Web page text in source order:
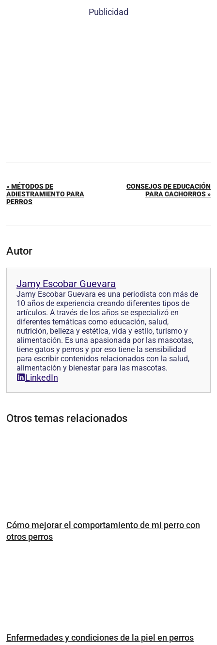
Publicidad
« MÉTODOS DE
ADIESTRAMIENTO PARA
PERROS
CONSEJOS DE EDUCACIÓN
PARA CACHORROS »
Autor
Jamy Escobar Guevara
Jamy Escobar Guevara es una periodista con más de
10 años de experiencia creando diferentes tipos de
artículos. A través de los años se especializó en
diferentes temáticas como educación, salud,
nutrición, belleza y estética, vida y estilo, turismo y
alimentación. Es una apasionada por las mascotas,
tiene gatos y perros y por eso tiene la sensibilidad
para escribir contenidos relacionados con la salud,
alimentación y bienestar para las mascotas.
LinkedIn
Otros temas relacionados
Cómo mejorar el comportamiento de mi perro con
otros perros
Enfermedades y condiciones de la piel en perros